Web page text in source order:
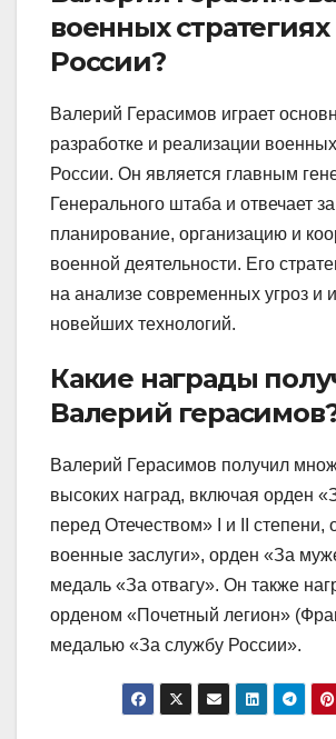
военных стратегиях
России?
Валерий Герасимов играет
разработке и реализации
России. Он является главным
Генерального штаба и отвечает за
планирование, организацию и
военной деятельности. Его
на анализе современных угроз и
новейших технологий.
Какие награды
Валерий
Валерий Герасимов получил
высоких наград, включая орден
перед Отечеством» I и II степени,
военные заслуги», орден «За
медаль «За отвагу». Он также
орденом «Почетный легион»
медалью «За службу России».